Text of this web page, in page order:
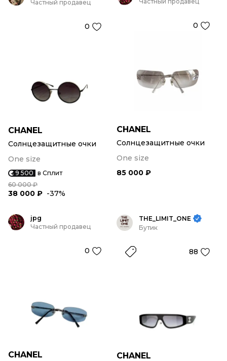
Частный продавец
0
CHANEL
Солнцезащитные очки
One size
9 500 в Сплит
60 000 ₽
38 000 ₽ -37%
0
CHANEL
Солнцезащитные очки
One size
85 000 ₽
jpg
Частный продавец
0
CHANEL
THE_LIMIT_ONE
Бутик
88
CHANEL